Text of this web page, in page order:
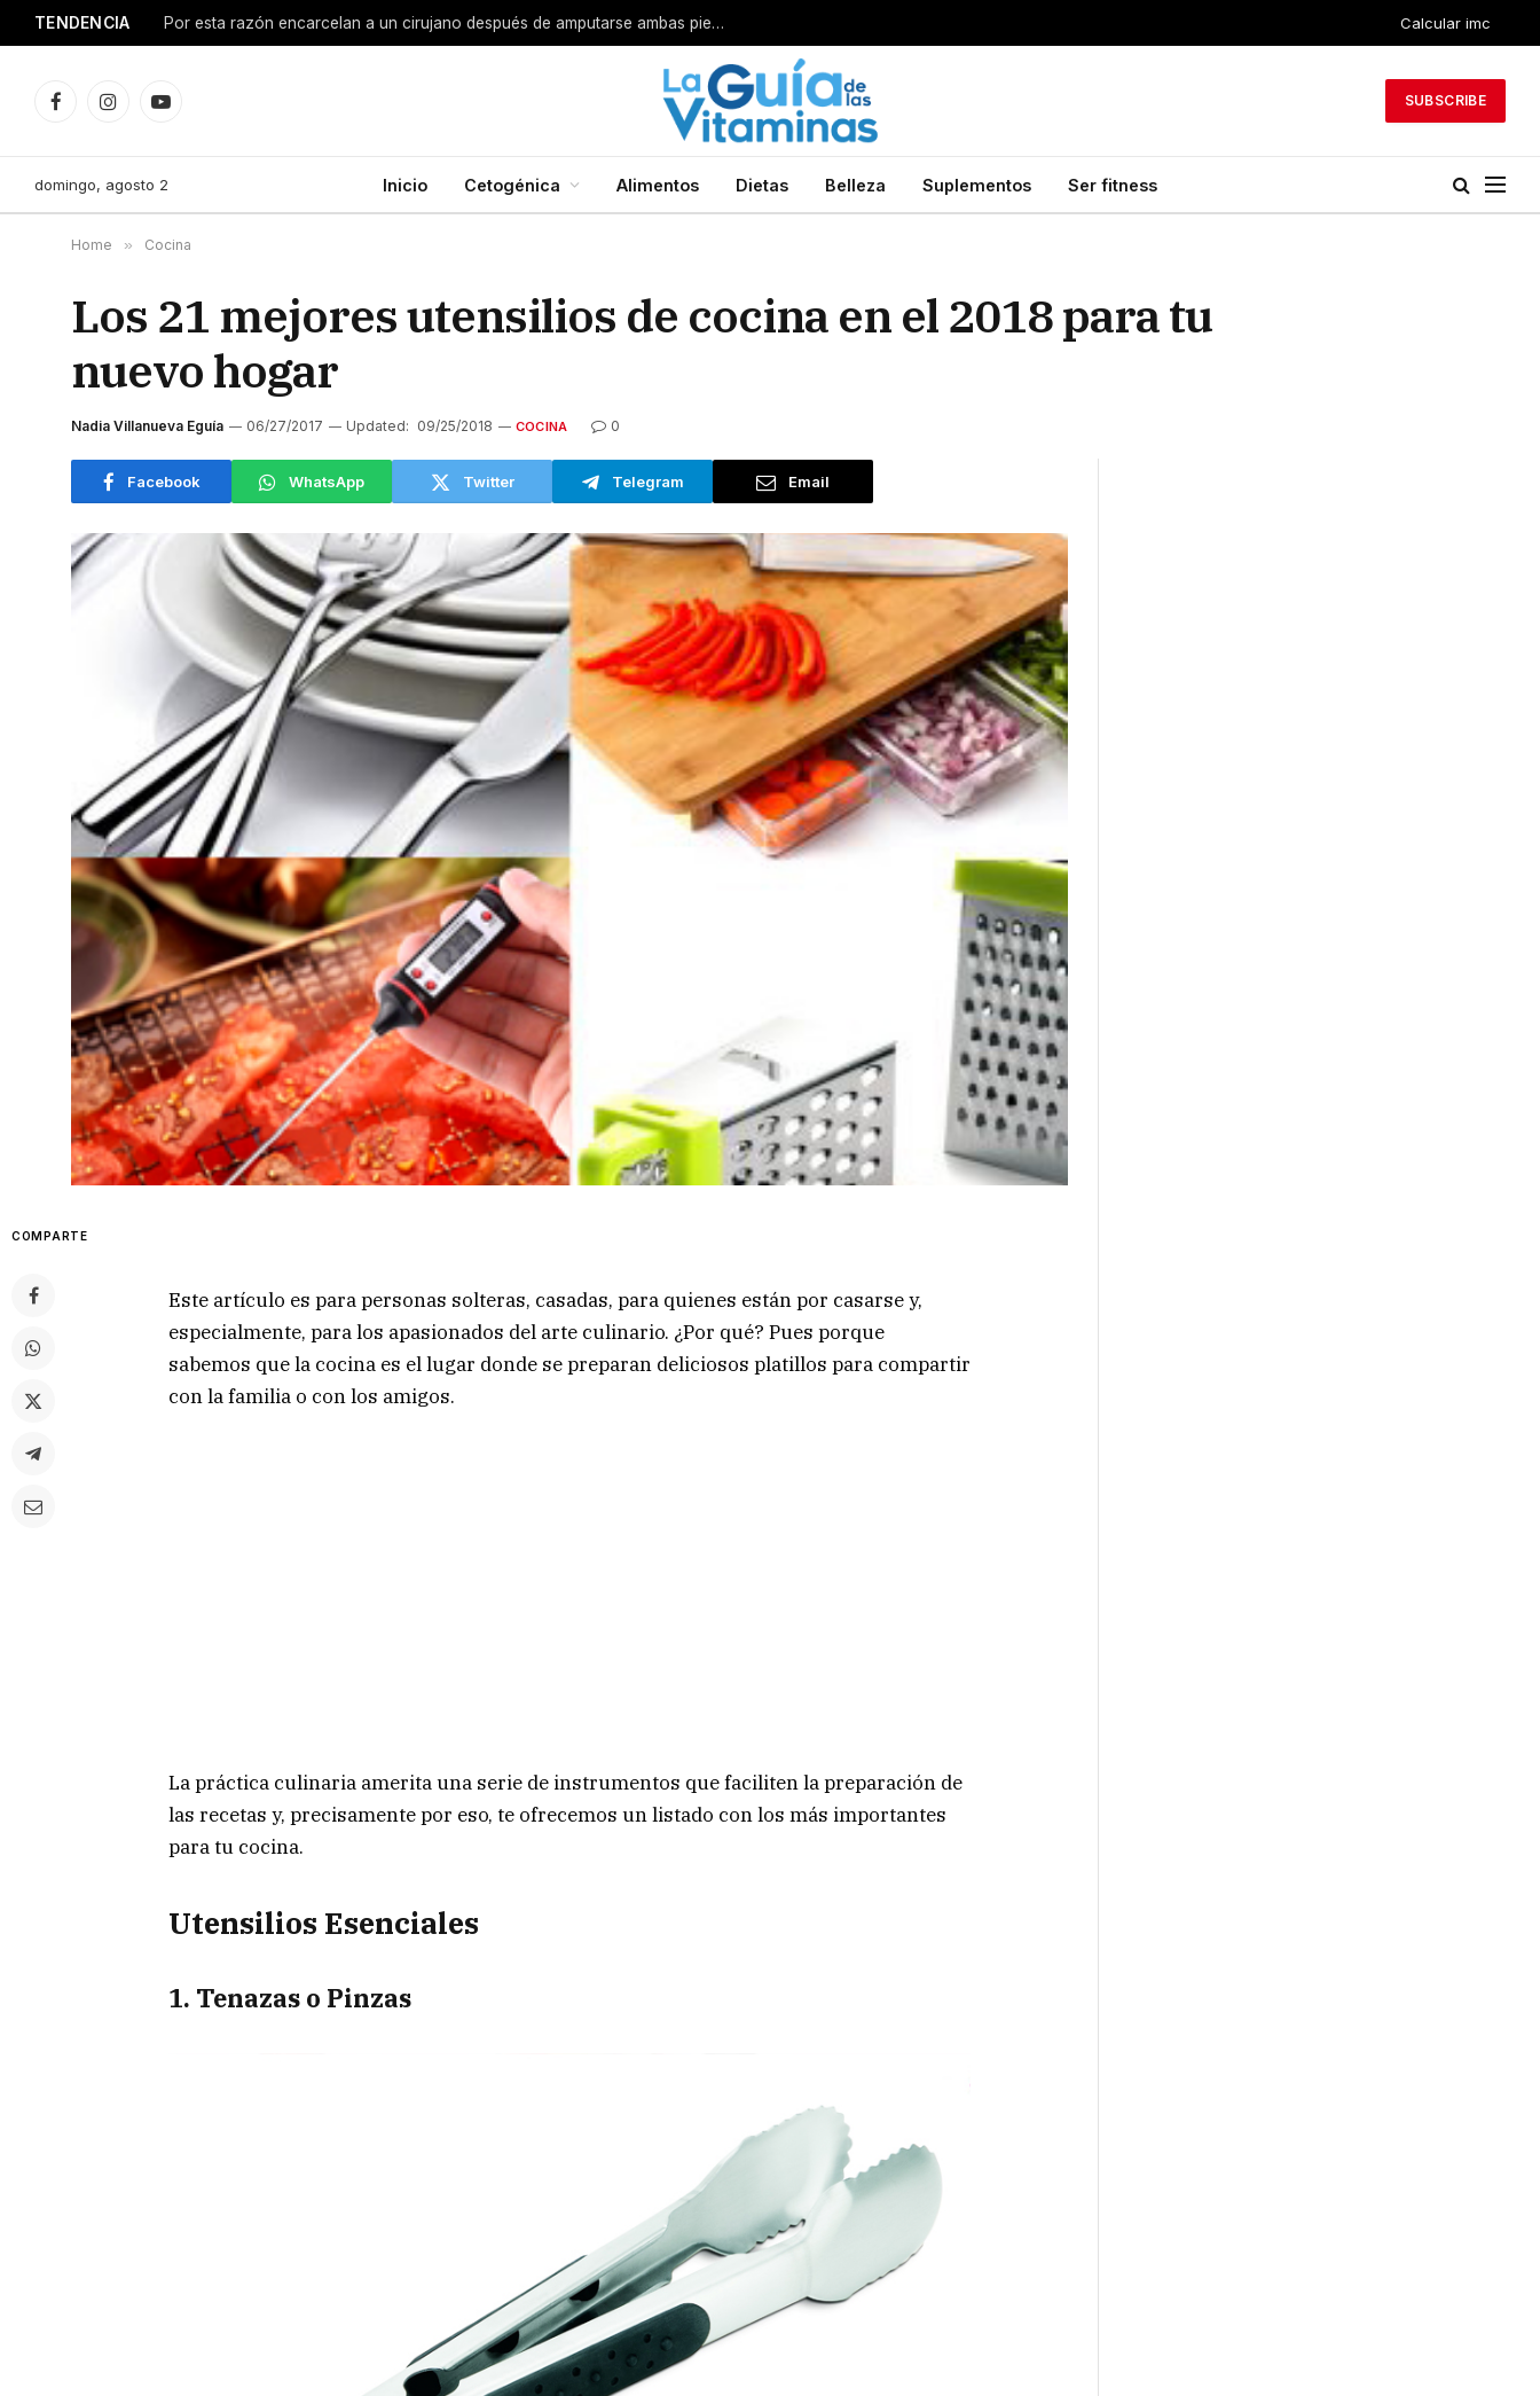
TENDENCIA Por esta razón encarcelan a un cirujano después de amputarse ambas piernas Calcular imc
FacebookInstagramYouTube
SUBSCRIBE
domingo, agosto 2 Inicio Cetogénica Alimentos Dietas Belleza Suplementos Ser fitness
Home » Cocina
Los 21 mejores utensilios de cocina en el 2018 para tu
nuevo hogar
Nadia Villanueva Eguía 06/27/2017 Updated: 09/25/2018 COCINA 0
Facebook WhatsApp Twitter Telegram Email
COMPARTE
Este artículo es para personas solteras, casadas, para quienes están por casarse y,
especialmente, para los apasionados del arte culinario. ¿Por qué? Pues porque
sabemos que la cocina es el lugar donde se preparan deliciosos platillos para compartir
con la familia o con los amigos.
La práctica culinaria amerita una serie de instrumentos que faciliten la preparación de
las recetas y, precisamente por eso, te ofrecemos un listado con los más importantes
para tu cocina.
Utensilios Esenciales
1. Tenazas o Pinzas